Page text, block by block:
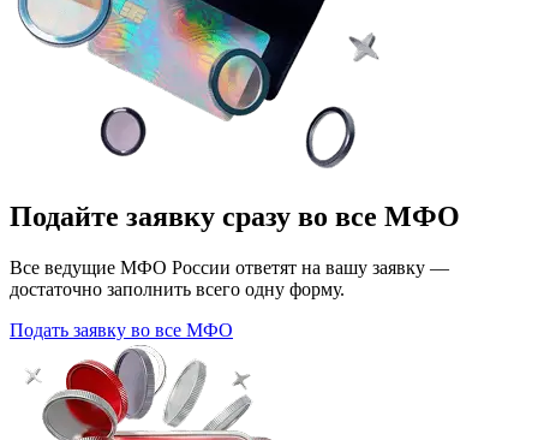
Подайте заявку сразу во все МФО
Все ведущие МФО России ответят на вашу заявку —
достаточно заполнить всего одну форму.
Подать заявку во все МФО